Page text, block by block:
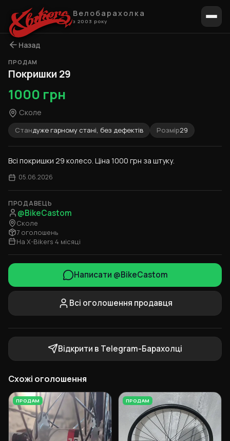
Велобарахолка
з 2003 року
Назад
ПРОДАМ
Покришки 29
1000 грн
Сколе
Стандуже гарному стані, без дефектів Розмір29
Всі покришки 29 колесо. Ціна 1000 грн за штуку.
05.06.2026
ПРОДАВЕЦЬ
@BikeCastom
Сколе
7 оголошень
На X-Bikers 4 місяці
Написати @BikeCastom
Всі оголошення продавця
Відкрити в Telegram-Барахолці
Схожі оголошення
ПРОДАМ ПРОДАМ